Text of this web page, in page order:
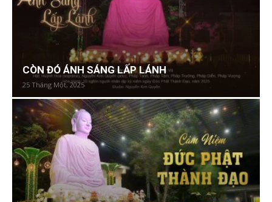
CÒN ĐÓ ÁNH SÁNG LẤP LÁNH
25 Tháng Một, 2025